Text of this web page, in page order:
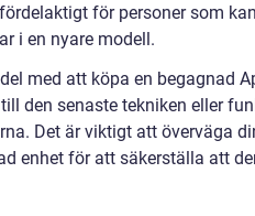
för personer som
i en nyare modell.
med att köpa en begagnad
den senaste tekniken eller
Det är viktigt att överväga
enhet för att säkerställa att